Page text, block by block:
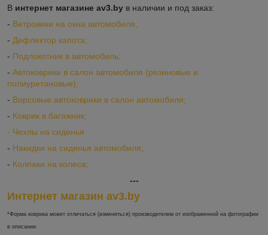
В интернет магазине av3.by в наличии и под заказ:
- Ветровики на окна автомобиля;
- Дефлектор капота;
- Подлокотник в автомобиль;
- Автоковрики в салон автомобиля (резиновые и
полиуретановые);
- Ворсовые автоковрики в салон автомобиля;
- Коврик в багажник;
- Чехлы на сиденья
- Накидки на сиденья автомобиля;
- Колпаки на колеса;
---
Интернет магазин av3.by
*Форма коврика может отличаться (изменяться) производителем от изображенной на фотографии
в описании.